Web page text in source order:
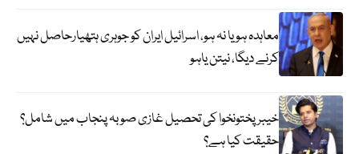
معاہدہ ہو یا نہ ہو، اسرائیل ایران کو جوہری ہتھیارحاصل نہیں
کرنے دیگا، نیتن یاہو
خیبر پختونخوا کی تحصیل غازی صوبہ پنجاب میں شامل؟
حقیقت کیا ہے؟